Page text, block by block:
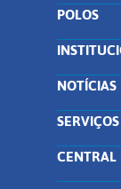
POLOS
NOTÍCIAS
SERVIÇOS